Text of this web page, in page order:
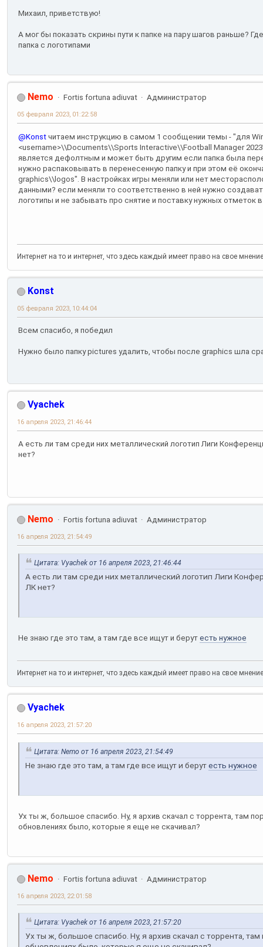
Михаил, приветствую!
А мог бы показать скрины пути к папке на пару шагов раньше?
папка с логотипами
Nemo Fortis fortuna adiuvat Администратор
05 февраля 2023, 01:22:58
@Konst читаем инструкцию в самом 1 сообщении темы - "для
<username>\\Documents\\Sports Interactive\\Football Manager
является дефолтным и может быть другим если папка была
нужно распаковывать в перенесенную папку и при этом её
graphics\\logos". В настройках игры меняли или нет
данными? если меняли то соответственно в ней нужно
логотипы и не забывать про снятие и поставку нужных отметок
Интернет на то и интернет, что здесь каждый имеет право на свое
Konst
05 февраля 2023, 10:44:04
Всем спасибо, я победил
Нужно было папку pictures удалить, чтобы после graphics шла
Vyachek
16 апреля 2023, 21:46:44
А есть ли там среди них металлический логотип Лиги
нет?
Nemo Fortis fortuna adiuvat Администратор
16 апреля 2023, 21:54:49
Цитата: Vyachek от 16 апреля 2023, 21:46:44
А есть ли там среди них металлический логотип Лиги
ЛК нет?
Не знаю где это там, а там где все ищут и берут есть нужное
Интернет на то и интернет, что здесь каждый имеет право на свое
Vyachek
16 апреля 2023, 21:57:20
Цитата: Nemo от 16 апреля 2023, 21:54:49
Не знаю где это там, а там где все ищут и берутесть нужное
Ух ты ж, большое спасибо. Ну, я архив скачал с торрента, там
обновлениях было, которые я еще не скачивал?
Nemo Fortis fortuna adiuvat Администратор
16 апреля 2023, 22:01:58
Цитата: Vyachek от 16 апреля 2023, 21:57:20
Ух ты ж, большое спасибо. Ну, я архив скачал с торрента,